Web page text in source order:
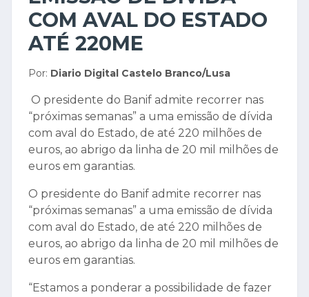
COM AVAL DO ESTADO
ATÉ 220ME
Por: Diario Digital Castelo Branco/Lusa
O presidente do Banif admite recorrer nas
“próximas semanas” a uma emissão de dívida
com aval do Estado, de até 220 milhões de
euros, ao abrigo da linha de 20 mil milhões de
euros em garantias.
O presidente do Banif admite recorrer nas
“próximas semanas” a uma emissão de dívida
com aval do Estado, de até 220 milhões de
euros, ao abrigo da linha de 20 mil milhões de
euros em garantias.
“Estamos a ponderar a possibilidade de fazer